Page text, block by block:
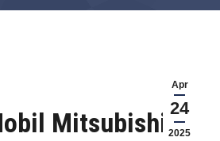
Apr
24
2025
Mitsubishi